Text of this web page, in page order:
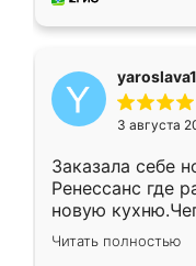
3 августа
Заказала себе
Ренессанс где
новую
вполне
два года,
Читать полностью